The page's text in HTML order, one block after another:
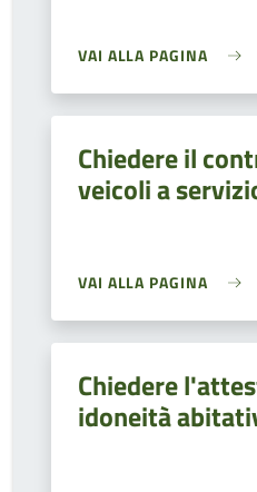
VAI ALLA PAGINA
Chiedere il
veicoli a
VAI ALLA PAGINA
Chiedere
idoneità